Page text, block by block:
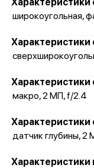
широкоугольная,
макро, 2 МП, f/2.4
датчик глубины, 2
Характеристики